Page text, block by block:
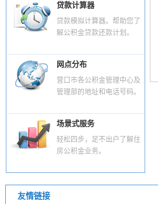
贷款计算器
贷款模拟计算器。帮助您了
解公积金贷款还款计划。
网点分布
营口市各公积金管理中心及
管理部的地址和电话号码。
场景式服务
轻松四步，足不出户了解住
房公积金业务。
友情链接